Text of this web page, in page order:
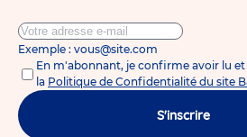
Exemple : vous@site.com
En m'abonnant, je confirme avoir lu
la Politique de Confidentialité du site
S'inscrire